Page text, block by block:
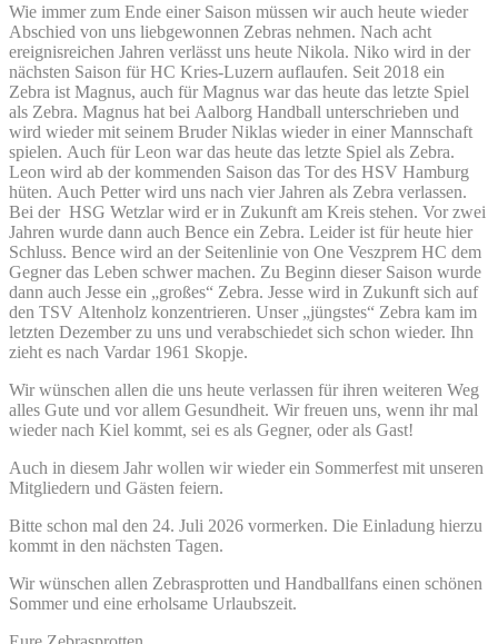
Wie immer zum Ende einer Saison müssen wir auch heute wieder
Abschied von uns liebgewonnen Zebras nehmen. Nach acht
ereignisreichen Jahren verlässt uns heute Nikola. Niko wird in der
nächsten Saison für HC Kries-Luzern auflaufen. Seit 2018 ein
Zebra ist Magnus, auch für Magnus war das heute das letzte Spiel
als Zebra. Magnus hat bei Aalborg Handball unterschrieben und
wird wieder mit seinem Bruder Niklas wieder in einer Mannschaft
spielen. Auch für Leon war das heute das letzte Spiel als Zebra.
Leon wird ab der kommenden Saison das Tor des HSV Hamburg
hüten. Auch Petter wird uns nach vier Jahren als Zebra verlassen.
Bei der HSG Wetzlar wird er in Zukunft am Kreis stehen. Vor zwei
Jahren wurde dann auch Bence ein Zebra. Leider ist für heute hier
Schluss. Bence wird an der Seitenlinie von One Veszprem HC dem
Gegner das Leben schwer machen. Zu Beginn dieser Saison wurde
dann auch Jesse ein „großes“ Zebra. Jesse wird in Zukunft sich auf
den TSV Altenholz konzentrieren. Unser „jüngstes“ Zebra kam im
letzten Dezember zu uns und verabschiedet sich schon wieder. Ihn
zieht es nach Vardar 1961 Skopje.
Wir wünschen allen die uns heute verlassen für ihren weiteren Weg
alles Gute und vor allem Gesundheit. Wir freuen uns, wenn ihr mal
wieder nach Kiel kommt, sei es als Gegner, oder als Gast!
Auch in diesem Jahr wollen wir wieder ein Sommerfest mit unseren
Mitgliedern und Gästen feiern.
Bitte schon mal den 24. Juli 2026 vormerken. Die Einladung hierzu
kommt in den nächsten Tagen.
Wir wünschen allen Zebrasprotten und Handballfans einen schönen
Sommer und eine erholsame Urlaubszeit.